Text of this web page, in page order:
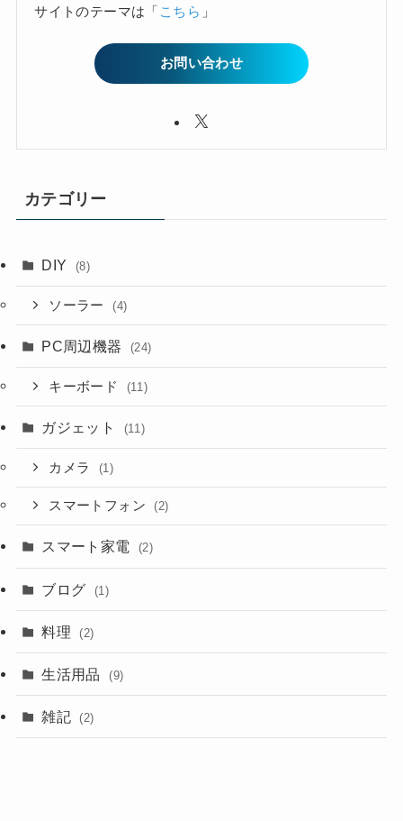
サイトのテーマは「 こちら 」
お問い合わせ
カテゴリー
DIY (8)
ソーラー (4)
PC周辺機器 (24)
キーボード (11)
ガジェット (11)
カメラ (1)
スマートフォン (2)
スマート家電 (2)
ブログ (1)
料理 (2)
生活用品 (9)
雑記 (2)